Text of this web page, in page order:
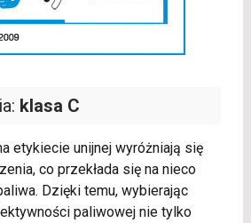
klasa C
etykiecie unijnej wyróżniają się
co przekłada się na nieco
Dzięki temu, wybierając
paliwowej nie tylko